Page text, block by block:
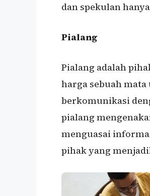
dan spekulan
Pialang
Pialang adalah
harga sebuah
berkomunikasi
pialang
menguasai
pihak yang